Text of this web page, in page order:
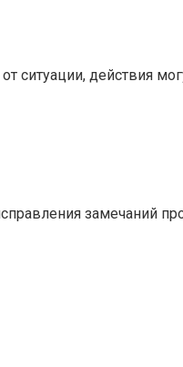
ситуации, действия
замечаний